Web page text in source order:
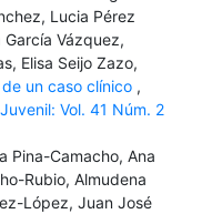
Lucia Pérez
García Vázquez,
Elisa Seijo Zazo,
un caso clínico ,
Vol. 41 Núm. 2
Pina-Camacho, Ana
Rubio, Almudena
López, Juan José